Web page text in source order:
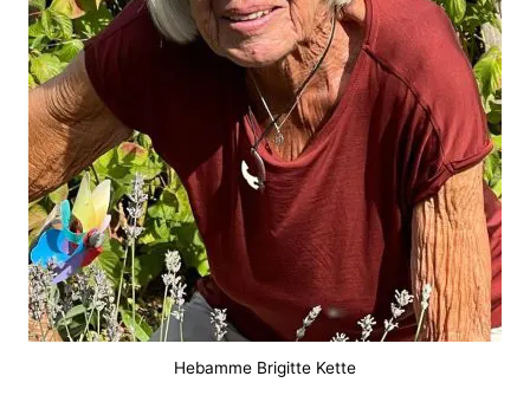
Hebamme Brigitte Kette